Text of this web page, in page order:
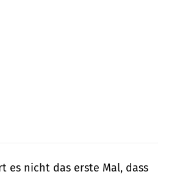
es nicht das erste Mal, dass